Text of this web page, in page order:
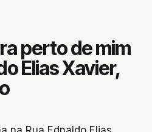
perto de mim
Elias Xavier,